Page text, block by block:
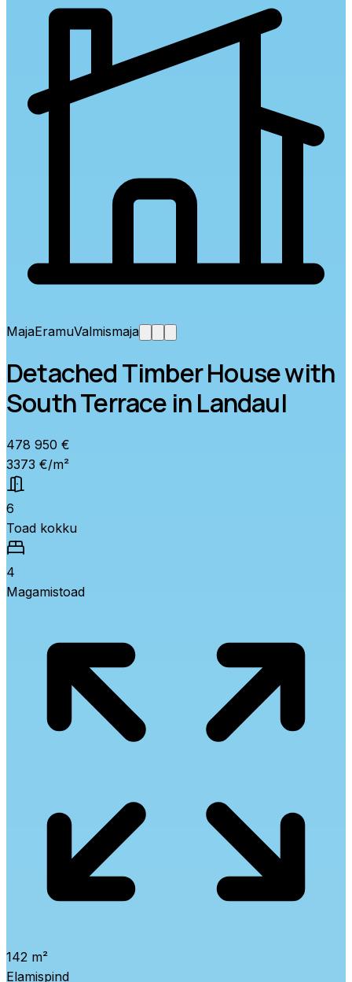
MajaEramuValmismaja
Detached Timber House with
South Terrace in Landaul
478 950 €
3373 €/m²
6
Toad kokku
4
Magamistoad
142 m²
Elamispind